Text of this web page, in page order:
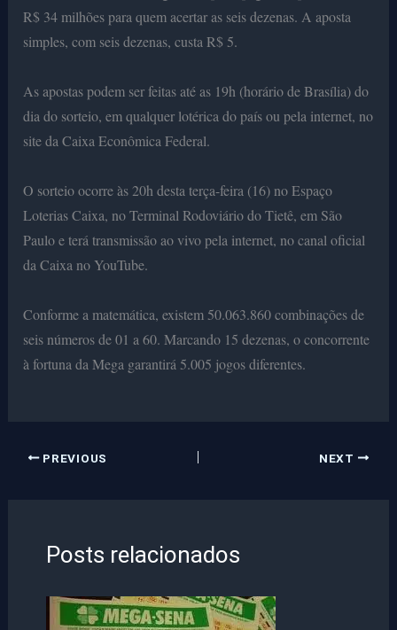
R$ 34 milhões para quem acertar as seis dezenas. A aposta
simples, com seis dezenas, custa R$ 5.
As apostas podem ser feitas até as 19h (horário de Brasília) do
dia do sorteio, em qualquer lotérica do país ou pela internet, no
site da Caixa Econômica Federal.
O sorteio ocorre às 20h desta terça-feira (16) no Espaço
Loterias Caixa, no Terminal Rodoviário do Tietê, em São
Paulo e terá transmissão ao vivo pela internet, no canal oficial
da Caixa no YouTube.
Conforme a matemática, existem 50.063.860 combinações de
seis números de 01 a 60. Marcando 15 dezenas, o concorrente
à fortuna da Mega garantirá 5.005 jogos diferentes.
PREVIOUS NEXT
Posts relacionados